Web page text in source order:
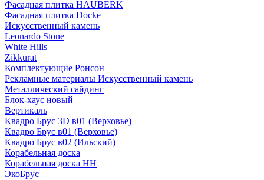
Фасадная плитка HAUBERK
Фасадная плитка Docke
Искусственный камень
Leonardo Stone
White Hills
Zikkurat
Комплектующие Ронсон
Рекламные материалы Искусственный камень
Металлический сайдинг
Блок-хаус новый
Вертикаль
Квадро Брус 3D в01 (Верховье)
Квадро Брус в01 (Верховье)
Квадро Брус в02 (Ильский)
Корабельная доска
Корабельная доска НН
ЭкоБрус